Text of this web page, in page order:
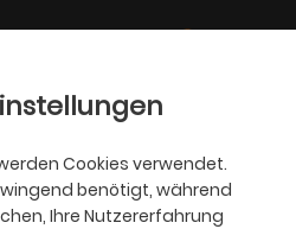
Cookies verwendet.
benötigt, während
Ihre Nutzererfahrung